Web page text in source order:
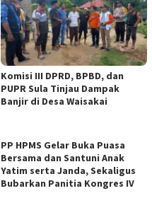
Komisi III DPRD, BPBD, dan
PUPR Sula Tinjau Dampak
Banjir di Desa Waisakai
PP HPMS Gelar Buka Puasa
Bersama dan Santuni Anak
Yatim serta Janda, Sekaligus
Bubarkan Panitia Kongres IV